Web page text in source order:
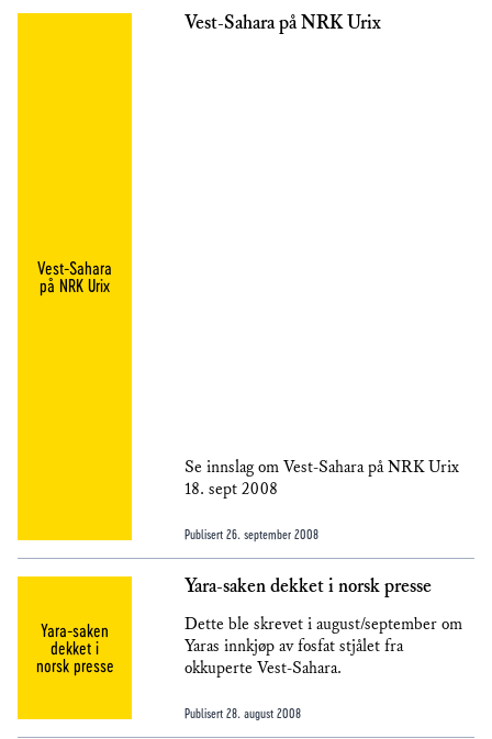
Vest-Sahara
på NRK Urix
Vest-Sahara på NRK Urix
Se innslag om Vest-Sahara på NRK Urix
18. sept 2008
Publisert 26. september 2008
Yara-saken
dekket i
norsk presse
Yara-saken dekket i norsk presse
Dette ble skrevet i august/september om
Yaras innkjøp av fosfat stjålet fra
okkuperte Vest-Sahara.
Publisert 28. august 2008